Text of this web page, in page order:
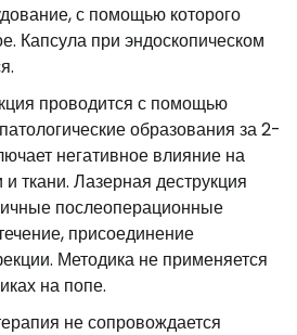
с помощью которого
Капсула при эндоскопическом
проводится с помощью
образования за 2-
негативное влияние на
ткани. Лазерная деструкция
послеоперационные
присоединение
Методика не применяется
на попе.
не сопровождается